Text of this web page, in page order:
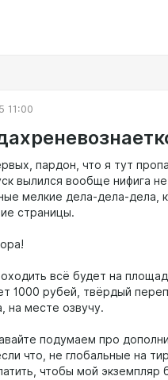
11:00
пардон, что я тут
вылился вообще нифига
мелкие дела-дела-дела,
страницы.
всё будет на
1000 рубей, твёрдый
на месте озвучу.
подумаем про
что, не глобальные на
чтобы мой